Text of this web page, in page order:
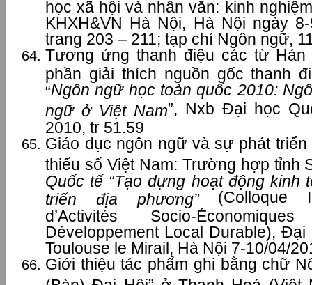
học xã hội và nhân văn: kinh
KHXH&VN Hà Nội, Hà Nội ngày
trang 203 – 211; tạp chí Ngôn ngữ,
Tương ứng thanh điệu các từ
phần giải thích nguồn gốc thanh
“Ngôn ngữ học toàn quốc 2010:
ngữ ở Việt Nam”, Nxb Đại học
2010, tr 51.59
Giáo dục ngôn ngữ và sự phát
thiểu số Việt Nam: Trường hợp tỉnh
Quốc tế “Tạo dựng hoạt động kinh
triển địa phương”(Colloque
d’Activités Socio-
Développement Local Durable),
Toulouse le Mirail, Hà Nội 7-10/04/
Giới thiệu tác phẩm ghi bằng chữ